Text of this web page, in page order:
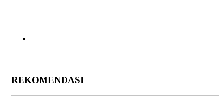
REKOMENDASI